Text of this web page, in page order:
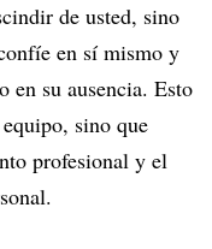
de usted, sino
en sí mismo y
en su ausencia. Esto
sino que
profesional y el